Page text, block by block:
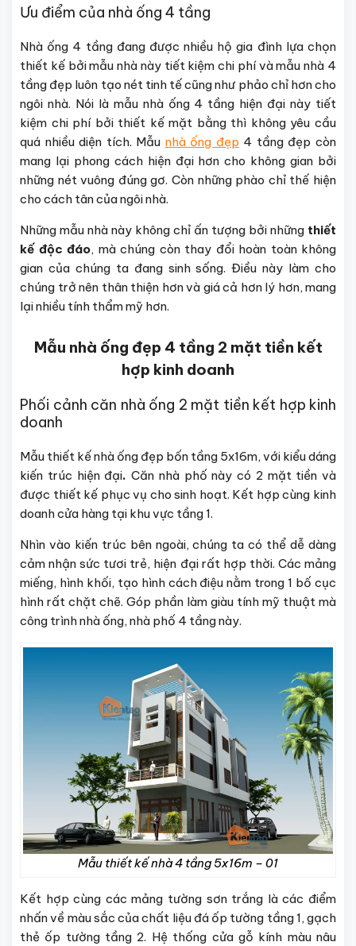
Ưu điểm của nhà ống 4 tầng
Nhà ống 4 tầng đang được nhiều hộ gia đình lựa chọn
thiết kế bởi mẫu nhà này tiết kiệm chi phí và mẫu nhà 4
tầng đẹp luôn tạo nét tinh tế cũng như phảo chỉ hơn cho
ngôi nhà. Nói là mẫu nhà ống 4 tầng hiện đại này tiết
kiệm chi phí bởi thiết kế mặt bằng thì không yêu cầu
quá nhiều diện tích. Mẫu nhà ống đẹp 4 tầng đẹp còn
mang lại phong cách hiện đại hơn cho không gian bởi
những nét vuông đúng gơ. Còn những phào chỉ thế hiện
cho cách tân của ngôi nhà.
Những mẫu nhà này không chỉ ấn tượng bởi những thiết
kế độc đáo, mà chúng còn thay đổi hoàn toàn không
gian của chúng ta đang sinh sống. Điều này làm cho
chúng trở nên thân thiện hơn và giá cả hơn lý hơn, mang
lại nhiều tính thẩm mỹ hơn.
Mẫu nhà ống đẹp 4 tầng 2 mặt tiền kết
hợp kinh doanh
Phối cảnh căn nhà ống 2 mặt tiền kết hợp kinh
doanh
Mẫu thiết kế nhà ống đẹp bốn tầng 5x16m, với kiểu dáng
kiến trúc hiện đại. Căn nhà phố này có 2 mặt tiền và
được thiết kế phục vụ cho sinh hoạt. Kết hợp cùng kinh
doanh cửa hàng tại khu vực tầng 1.
Nhìn vào kiến trúc bên ngoài, chúng ta có thể dễ dàng
cảm nhận sức tươi trẻ, hiện đại rất hợp thời. Các mảng
miếng, hình khối, tạo hình cách điệu nằm trong 1 bố cục
hình rất chặt chẽ. Góp phần làm giàu tính mỹ thuật mà
công trình nhà ống, nhà phố 4 tầng này.
Mẫu thiết kế nhà 4 tầng 5x16m – 01
Kết hợp cùng các mảng tường sơn trắng là các điểm
nhấn về màu sắc của chất liệu đá ốp tường tầng 1, gạch
thẻ ốp tường tầng 2. Hệ thống cửa gỗ kính màu nâu